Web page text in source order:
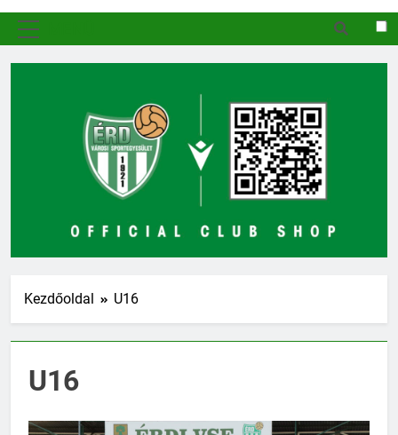
Kezdőoldal U16
U16